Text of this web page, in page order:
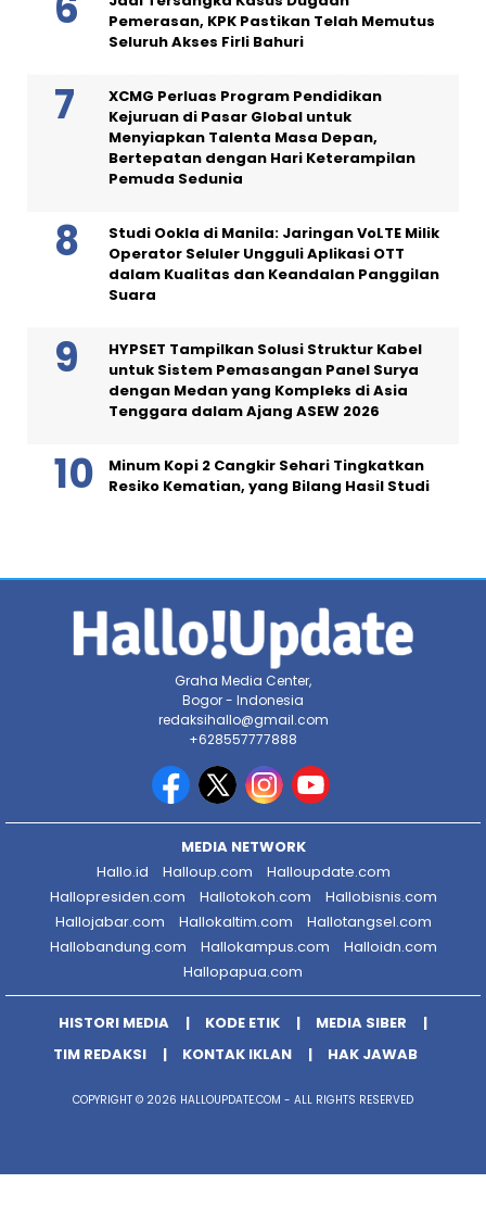
Pemerasan, KPK Pastikan Telah Memutus
Seluruh Akses Firli Bahuri
XCMG Perluas Program Pendidikan
Kejuruan di Pasar Global untuk
Menyiapkan Talenta Masa Depan,
Bertepatan dengan Hari Keterampilan
Pemuda Sedunia
Studi Ookla di Manila: Jaringan VoLTE Milik
Operator Seluler Ungguli Aplikasi OTT
dalam Kualitas dan Keandalan Panggilan
Suara
HYPSET Tampilkan Solusi Struktur Kabel
untuk Sistem Pemasangan Panel Surya
dengan Medan yang Kompleks di Asia
Tenggara dalam Ajang ASEW 2026
Minum Kopi 2 Cangkir Sehari Tingkatkan
Resiko Kematian, yang Bilang Hasil Studi
Graha Media Center,
Bogor - Indonesia
redaksihallo@gmail.com
+628557777888
MEDIA NETWORK
Hallo.id
Halloup.com
Halloupdate.com
Hallopresiden.com
Hallotokoh.com
Hallobisnis.com
Hallojabar.com
Hallokaltim.com
Hallotangsel.com
Hallobandung.com
Hallokampus.com
Halloidn.com
Hallopapua.com
HISTORI MEDIA KODE ETIK
MEDIA SIBER
TIM REDAKSI
KONTAK IKLAN HAK JAWAB
COPYRIGHT © 2026 HALLOUPDATE.COM - ALL RIGHTS RESERVED